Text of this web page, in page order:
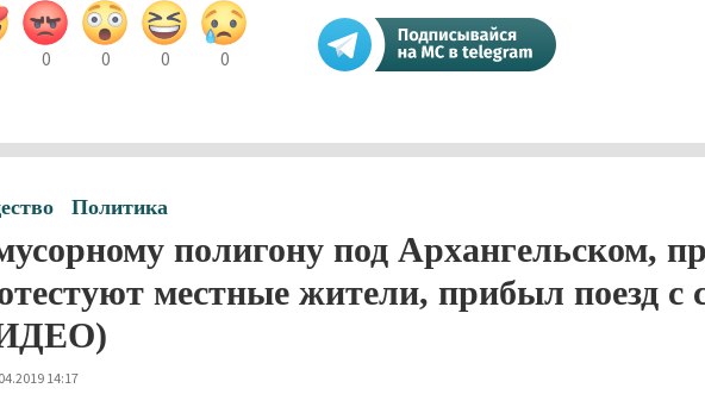
0 0 0 0
Политика
полигону под Архангельском,
местные жители, прибыл поезд с
14:17